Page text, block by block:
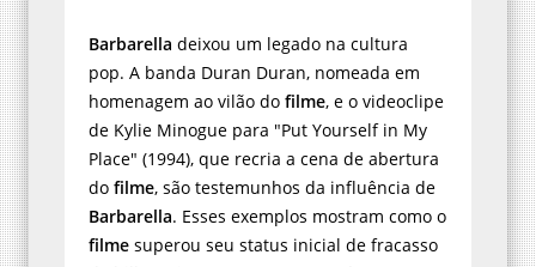
Barbarella deixou um legado na cultura
pop. A banda Duran Duran, nomeada em
homenagem ao vilão do filme, e o videoclipe
de Kylie Minogue para "Put Yourself in My
Place" (1994), que recria a cena de abertura
do filme, são testemunhos da influência de
Barbarella. Esses exemplos mostram como o
filme superou seu status inicial de fracasso